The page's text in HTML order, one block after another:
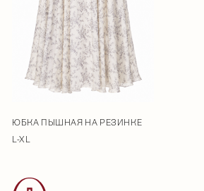
ЮБКА ПЫШНАЯ НА РЕЗИНКЕ
L-XL